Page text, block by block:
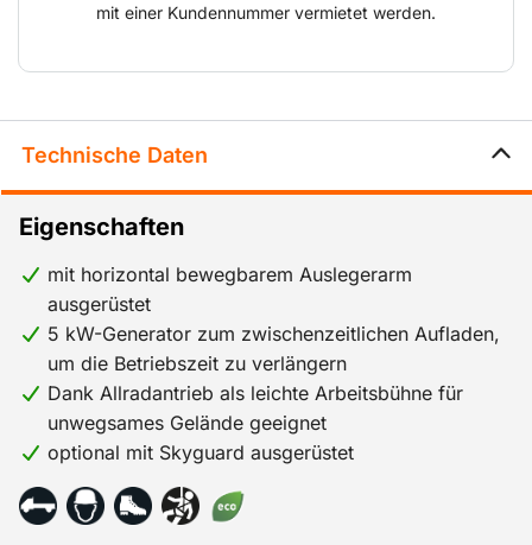
mit einer Kundennummer vermietet werden.
Technische Daten
Eigenschaften
mit horizontal bewegbarem Auslegerarm
ausgerüstet
5 kW-Generator zum zwischenzeitlichen Aufladen,
um die Betriebszeit zu verlängern
Dank Allradantrieb als leichte Arbeitsbühne für
unwegsames Gelände geeignet
optional mit Skyguard ausgerüstet